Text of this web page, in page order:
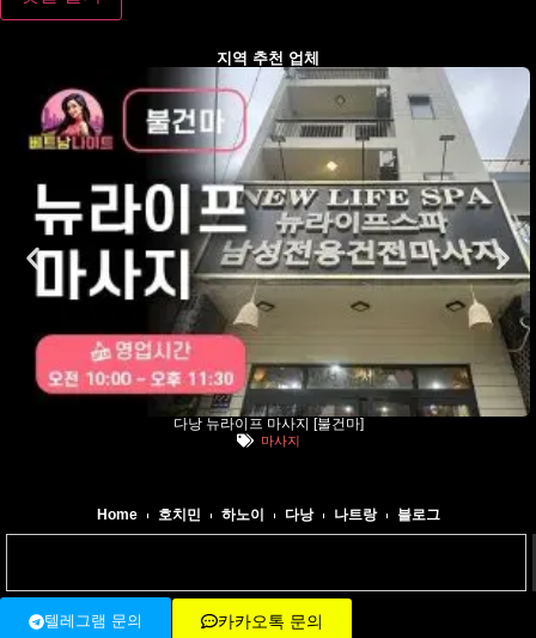
지역 추천 업체
다낭 뉴라이프 마사지 [불건마]
마사지
Home 호치민 하노이 다낭 나트랑 블로그
텔레그램 문의 카카오톡 문의